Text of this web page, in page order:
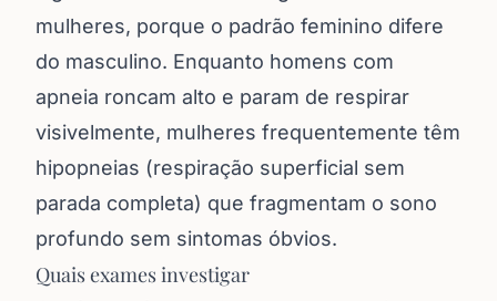
mulheres, porque o padrão feminino difere
do masculino. Enquanto homens com
apneia roncam alto e param de respirar
visivelmente, mulheres frequentemente têm
hipopneias (respiração superficial sem
parada completa) que fragmentam o sono
profundo sem sintomas óbvios.
Quais exames investigar